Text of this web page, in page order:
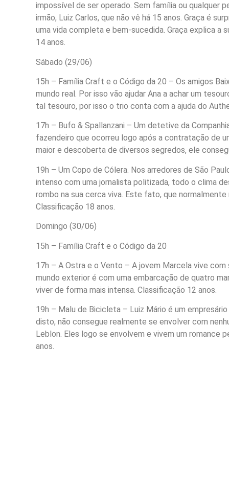
impossível de ser operado. Sem família ou qualquer
irmão, Luiz Carlos, que não vê há 15 anos. Graça é
uma vida completa e bem-sucedida. Graça explica a
14 anos.
Sábado (29/06)
15h – Família Craft e o Código da 20 – Os amigos
mundo real. Por isso vão ajudar Ana a achar um
tal tesouro, por isso o trio conta com a ajuda do
17h – Bufo & Spallanzani – Um detetive da
fazendeiro que ocorreu logo após a contratação de
maior e descoberta de diversos segredos, ele
19h – Um Copo de Cólera. Nos arredores de São
intenso com uma jornalista politizada, todo o clima
rombo na sua cerca viva. Este fato, que
Classificação 18 anos.
Domingo (30/06)
15h – Família Craft e o Código da 20
17h – A Ostra e o Vento – A jovem Marcela vive
mundo exterior é com uma embarcação de quatro
viver de forma mais intensa. Classificação 12 anos.
19h – Malu de Bicicleta – Luiz Mário é um
disto, não consegue realmente se envolver com
Leblon. Eles logo se envolvem e vivem um romance
anos.